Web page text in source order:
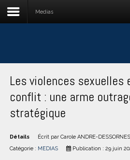
Medias
Les violences sexuelles
conflit : une arme
stratégique
Détails Écrit par Carole ANDRE-DESSORNES
Catégorie : MEDIAS Publication : 29 juin